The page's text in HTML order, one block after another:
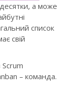
а може
список
свій
Scrum
– команда.